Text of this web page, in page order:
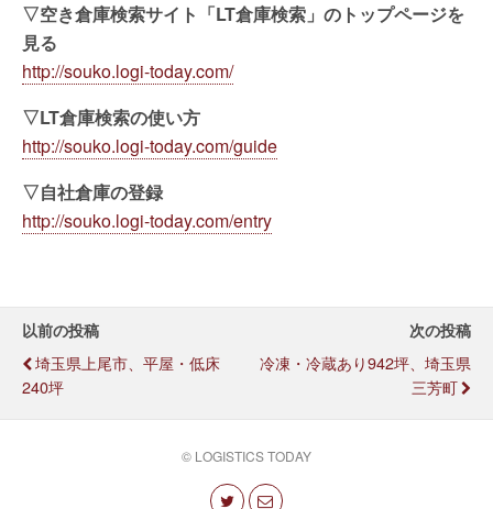
▽空き倉庫検索サイト「LT倉庫検索」のトップページを
見る
http://souko.logi-today.com/
▽LT倉庫検索の使い方
http://souko.logi-today.com/guide
▽自社倉庫の登録
http://souko.logi-today.com/entry
以前の投稿
埼玉県上尾市、平屋・低床
240坪
次の投稿
冷凍・冷蔵あり942坪、埼玉県
三芳町
© LOGISTICS TODAY